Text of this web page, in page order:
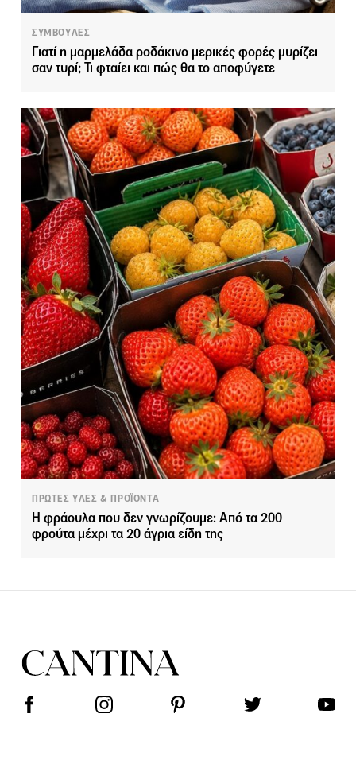
ΣΥΜΒΟΥΛΕΣ
Γιατί η μαρμελάδα ροδάκινο μερικές φορές μυρίζει
σαν τυρί; Τι φταίει και πώς θα το αποφύγετε
ΠΡΩΤΕΣ ΥΛΕΣ & ΠΡΟΪΟΝΤΑ
Η φράουλα που δεν γνωρίζουμε: Από τα 200
φρούτα μέχρι τα 20 άγρια είδη της